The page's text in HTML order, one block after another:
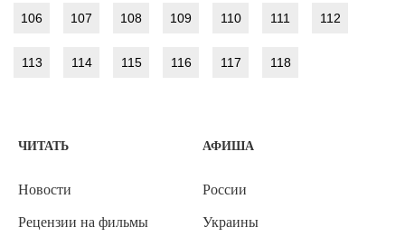
106 107 108 109 110 111 112
113 114 115 116 117 118
ЧИТАТЬ
Новости
Рецензии на фильмы
АФИША
России
Украины